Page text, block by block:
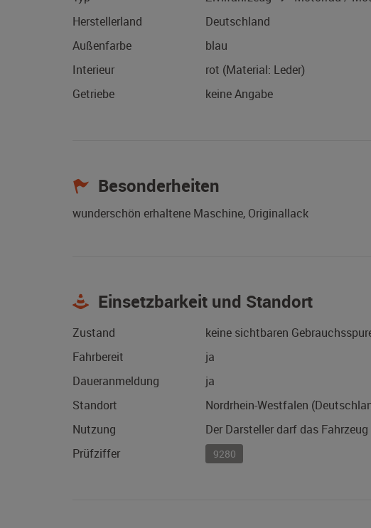
Herstellerland
Deutschland
Außenfarbe
blau
Interieur
rot (Material: Leder)
Getriebe
keine Angabe
Besonderheiten
wunderschön erhaltene Maschine, Originallack
Einsetzbarkeit und Standort
Zustand
keine sichtbaren
Fahrbereit
ja
Daueranmeldung
ja
Standort
Nordrhein-Westfalen
Nutzung
Der Darsteller darf das
Prüfziffer
9280